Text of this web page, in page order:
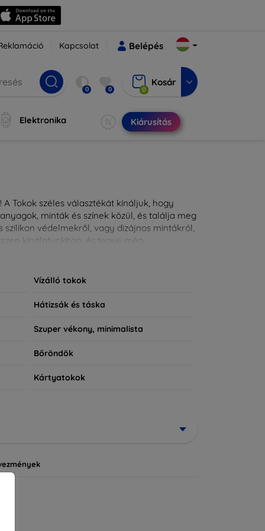
Kapcsolat Belépés
0 0 0
Kosár
Elektronika Kiárusítás
Tokok széles választékát kínáljuk, hogy
minták és színek közül, és találja meg
védelmekről, vagy dizájnos mintákról,
kínálatunkban, és tegye még
Vízálló tokok
Hátizsák és táska
Szuper vékony, minimalista
Bőröndök
Kártyatokok